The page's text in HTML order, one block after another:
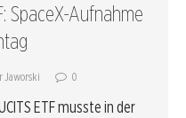
SpaceX-Aufnahme
Jaworski 0
ETF musste in der